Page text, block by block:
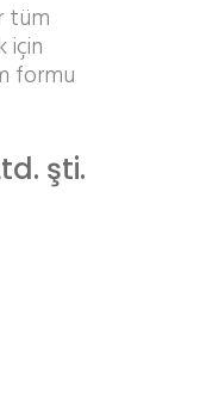
tüm
için
formu
şti.